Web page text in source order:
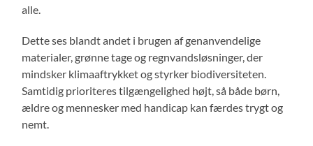
alle.
Dette ses blandt andet i brugen af genanvendelige
materialer, grønne tage og regnvandsløsninger, der
mindsker klimaaftrykket og styrker biodiversiteten.
Samtidig prioriteres tilgængelighed højt, så både børn,
ældre og mennesker med handicap kan færdes trygt og
nemt.